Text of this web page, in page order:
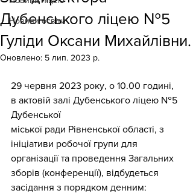
Новини освіти
Дубенського ліцею №5
Гуліди Оксани Михайлівни.
Оновлено: 5 лип. 2023 р.
29 червня 2023 року, о 10.00 годині,
в актовій залі Дубенського ліцею №5
Дубенської
міської ради Рівненської області, з
ініціативи робочої групи для
організації та проведення Загальних
зборів (конференції), відбудеться
засідання з порядком денним: